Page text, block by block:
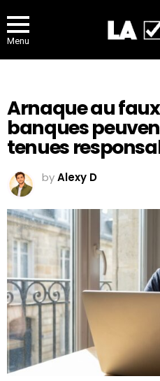
Menu
Arnaque au faux
banques
tenues
byAlexy D